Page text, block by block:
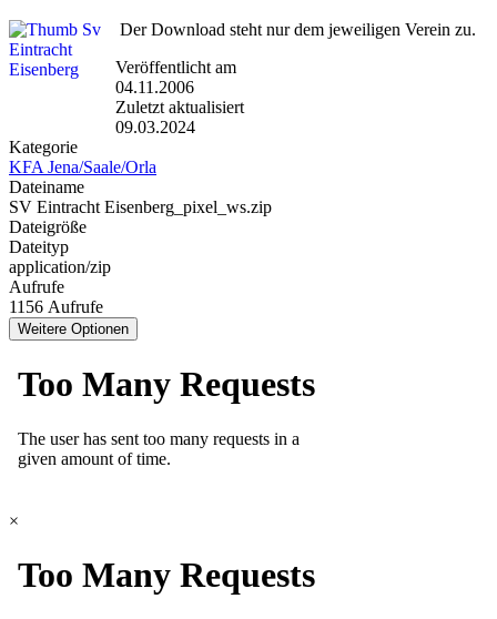
Der Download steht nur dem jeweiligen Verein zu.
Veröffentlicht am
04.11.2006
Zuletzt aktualisiert
09.03.2024
Kategorie
KFA Jena/Saale/Orla
Dateiname
SV Eintracht Eisenberg_pixel_ws.zip
Dateigröße
Dateityp
application/zip
Aufrufe
1156 Aufrufe
Weitere Optionen
×